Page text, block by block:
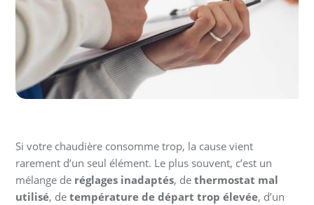
Si votre chaudière consomme trop, la cause vient
rarement d’un seul élément. Le plus souvent, c’est un
mélange de réglages inadaptés, dethermostat mal
utilisé, detempérature de départ trop élevée, d’un